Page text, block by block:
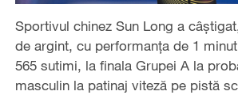
Sportivul chinez Sun Long a
de argint, cu performanța de 1
565 sutimi, la finala Grupei A la
masculin la patinaj viteză pe pistă